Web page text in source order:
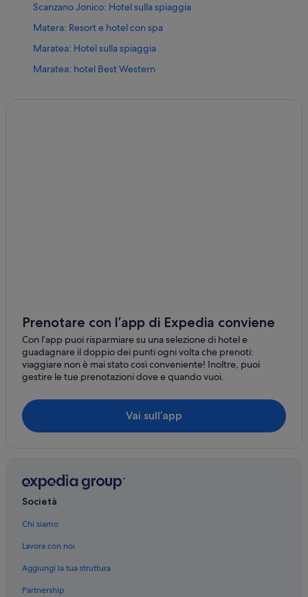
Scanzano Jonico: Hotel sulla spiaggia
Matera: Resort e hotel con spa
Maratea: Hotel sulla spiaggia
Maratea: hotel Best Western
Maratea: hotel
Potenza: hotel
Lauria: hotel
Matera: hotel a 3 stelle
Maratea: hotel a 3 stelle
Policoro: hotel a 3 stelle
Prenotare con l’app di Expedia conviene
Con l’app puoi risparmiare su una selezione di hotel e
guadagnare il doppio dei punti ogni volta che prenoti:
viaggiare non è mai stato così conveniente! Inoltre, puoi
gestire le tue prenotazioni dove e quando vuoi.
Vai sull’app
Società
Chi siamo
Lavora con noi
Aggiungi la tua struttura
Partnership